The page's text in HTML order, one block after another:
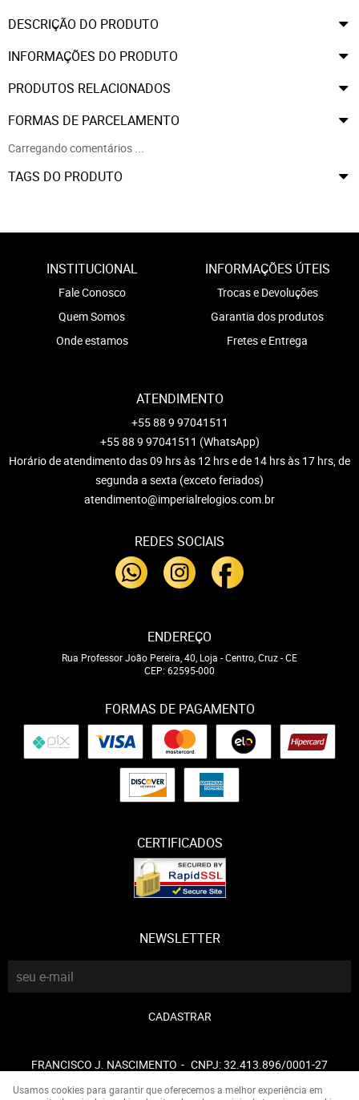
DESCRIÇÃO DO PRODUTO
INFORMAÇÕES DO PRODUTO
PRODUTOS RELACIONADOS
FORMAS DE PARCELAMENTO
Carregando comentários ...
TAGS DO PRODUTO
INSTITUCIONAL
Fale Conosco
Quem Somos
Onde estamos
INFORMAÇÕES ÚTEIS
Trocas e Devoluções
Garantia dos produtos
Fretes e Entrega
ATENDIMENTO
+55 88 9 97041511
+55 88 9 97041511 (WhatsApp)
Horário de atendimento das 09 hrs às 12 hrs e de 14 hrs às 17 hrs, de
segunda a sexta (exceto feriados)
atendimento@imperialrelogios.com.br
REDES SOCIAIS
ENDEREÇO
Rua Professor João Pereira, 40, Loja -Centro, Cruz-CE
CEP: 62595-000
FORMAS DE PAGAMENTO
CERTIFICADOS
NEWSLETTER
CADASTRAR
FRANCISCO J. NASCIMENTO CNPJ: 32.413.896/0001-27
Usamos cookies para garantir que oferecemos a melhor experiência em